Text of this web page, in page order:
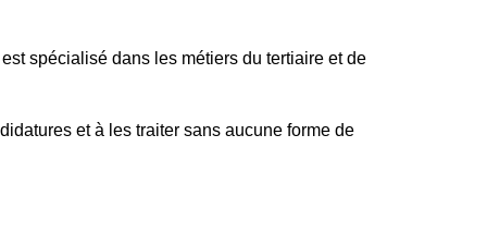
spécialisé dans les métiers du tertiaire et de
et à les traiter sans aucune forme de